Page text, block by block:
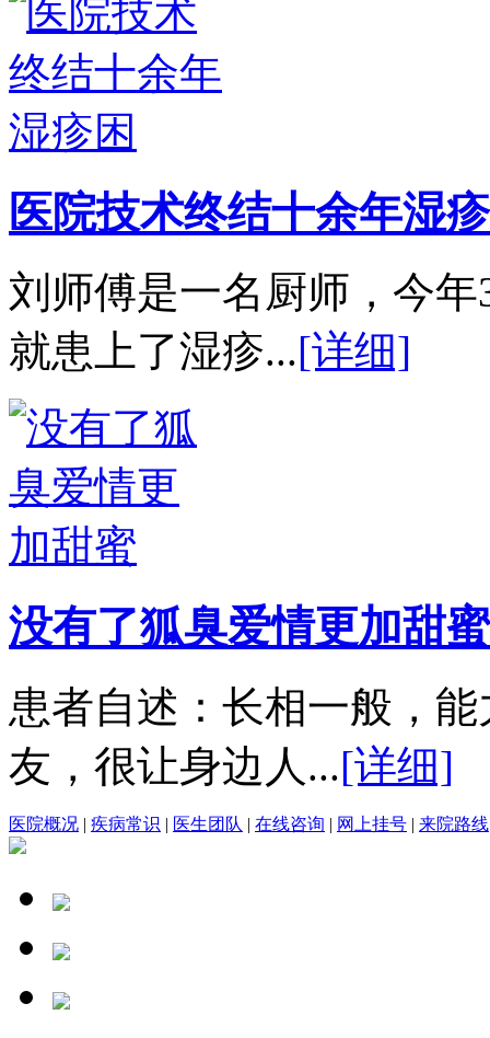
医院技术终结十余年湿
刘师傅是一名厨师，今
就患上了湿疹...[详细]
没有了狐臭爱情更加甜蜜
患者自述：长相一般，
友，很让身边人...[详细]
医院概况 | 疾病常识 | 医生团队 | 在线咨询 | 网上挂号 | 来院路线